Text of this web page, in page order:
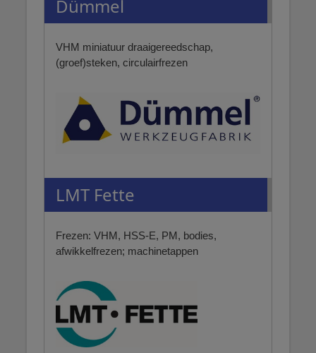
Dümmel
VHM miniatuur draaigereedschap,
(groef)steken, circulairfrezen
LMT Fette
Frezen: VHM, HSS-E, PM, bodies,
afwikkelfrezen; machinetappen